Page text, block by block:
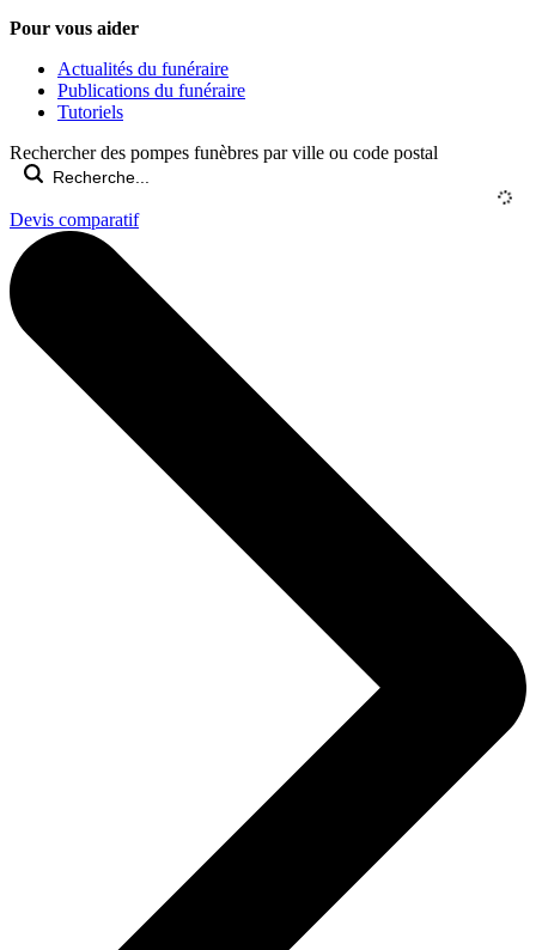
Pour vous aider
Actualités du funéraire
Publications du funéraire
Tutoriels
Rechercher des pompes funèbres par ville ou code postal
Devis comparatif